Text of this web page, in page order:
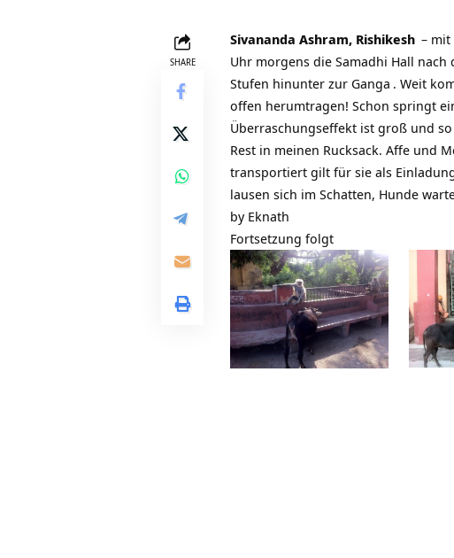
SHARE
Sivananda Ashram, Rishikesh –
Uhr morgens die Samadhi Hall
Stufen hinunter zur Ganga . Weit
offen herumtragen! Schon springt
Überraschungseffekt ist groß und
Rest in meinen Rucksack. Affe und
transportiert gilt für sie als
lausen sich im Schatten, Hunde
by Eknath
Fortsetzung folgt